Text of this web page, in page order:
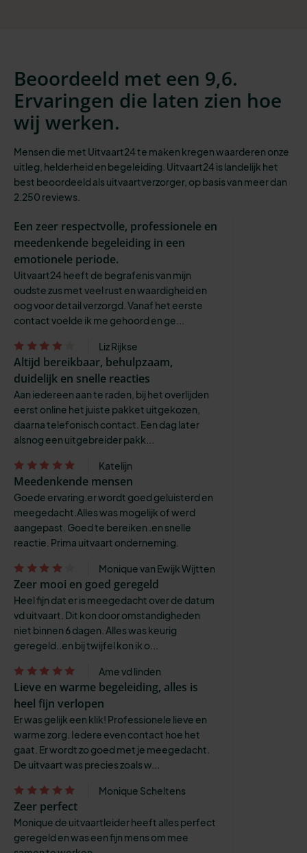
Beoordeeld met een 9,6.
Ervaringen die laten zien hoe
wij werken.
Mensen die met Uitvaart24 te maken kregen waarderen onze
uitleg, helderheid en begeleiding. Uitvaart24 is landelijk het
best beoordeeld als uitvaartverzorger, op basis van meer dan
2.250 reviews.
Een zeer respectvolle, professionele en
meedenkende begeleiding in een
emotionele periode.
Uitvaart24 heeft de begrafenis van mijn
oudste zus met veel rust en waardigheid en
oog voor detail verzorgd. Vanaf het eerste
contact voelde ik me gehoord en ge...
Liz Rijkse
Altijd bereikbaar, behulpzaam,
duidelijk en snelle reacties
Aan iedereen aan te raden, bij het overlijden
eerst online het juiste pakket uitgekozen,
daarna telefonisch contact. Een dag later
alsnog een uitgebreider pakk...
Katelijn
Meedenkende mensen
Goede ervaring.er wordt goed geluisterd en
meegedacht.Alles was mogelijk of werd
aangepast. Goed te bereiken .en snelle
reactie. Prima uitvaart onderneming.
Monique van Ewijk Wijtten
Zeer mooi en goed geregeld
Heel fijn dat er is meegedacht over de datum
vd uitvaart. Dit kon door omstandigheden
niet binnen 6 dagen. Alles was keurig
geregeld..en bij twijfel kon ik o...
Ame vd linden
Lieve en warme begeleiding, alles is
heel fijn verlopen
Er was gelijk een klik! Professionele lieve en
warme zorg. Iedere even contact hoe het
gaat. Er wordt zo goed met je meegedacht.
De uitvaart was precies zoals w...
Monique Scheltens
Zeer perfect
Monique de uitvaartleider heeft alles perfect
geregeld en was een fijn mens om mee